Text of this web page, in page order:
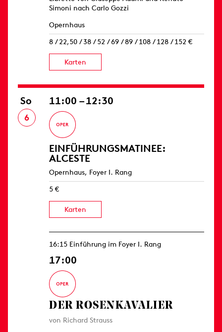
Simoni nach Carlo Gozzi
Opernhaus
8 / 22,50 / 38 / 52 / 69 / 89 / 108 / 128 / 152 €
Karten
So
6
11:00 – 12:30
EINFÜHRUNGS­MATINEE:
ALCESTE
Opernhaus, Foyer I. Rang
5 €
Karten
16:15 Einführung im Foyer I. Rang
17:00
DER ROSEN­KAVALIER
von Richard Strauss